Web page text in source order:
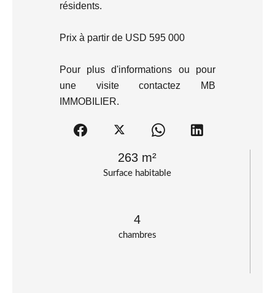
Surface habitable
263 m²
chambres
4
résidents.
Prix à partir de USD 595 000
Pour plus d'informations ou pour
une visite contactez MB
IMMOBILIER.